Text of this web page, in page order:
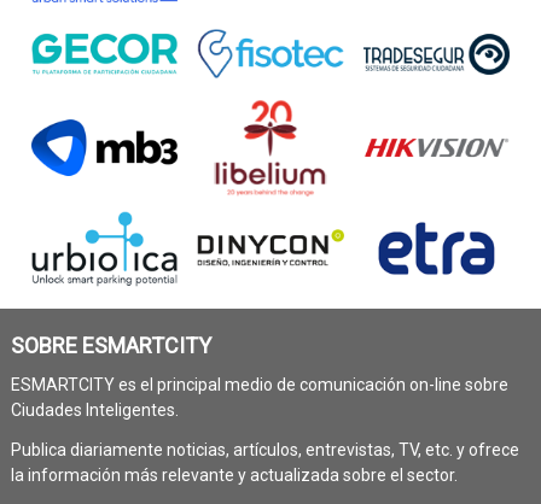
SOBRE ESMARTCITY
ESMARTCITY es el principal medio de comunicación on-line sobre
Ciudades Inteligentes.
Publica diariamente noticias, artículos, entrevistas, TV, etc. y ofrece
la información más relevante y actualizada sobre el sector.